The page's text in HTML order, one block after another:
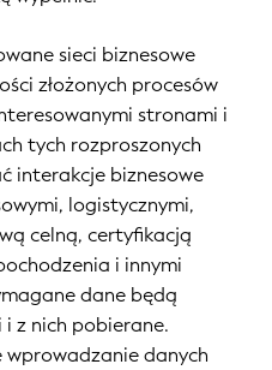
sieci biznesowe
złożonych procesów
stronami i
tych rozproszonych
interakcje biznesowe
logistycznymi,
celną, certyfikacją
i innymi
dane będą
z nich pobierane.
danych